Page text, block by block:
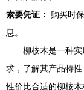
索要凭证：
购买时
息。
柳桉木是一种
求，了解其产品特
性价比合适的柳桉木